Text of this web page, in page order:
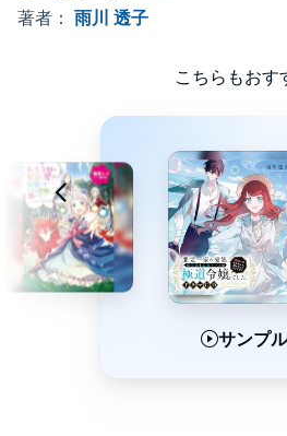
極道令嬢でした。3～最
ま、その溺愛は不要で
著者： 雨川 透子
こちらもおす
サンプル